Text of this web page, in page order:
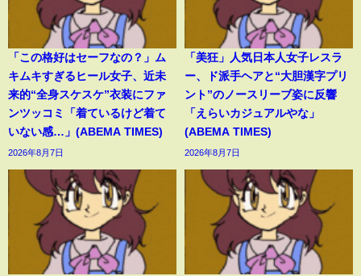
「この格好はセーフなの？」ム
キムキすぎるヒール女子、近未
来的“全身スケスケ”衣装にファ
ンツッコミ「着ているけど着て
いない感…」(ABEMA TIMES)
2026年8月7日
「美狂」人気日本人女子レスラ
ー、ド派手ヘアと“大胆漢字プリ
ント”のノースリーブ姿に反響
「えらいカジュアルやな」
(ABEMA TIMES)
2026年8月7日